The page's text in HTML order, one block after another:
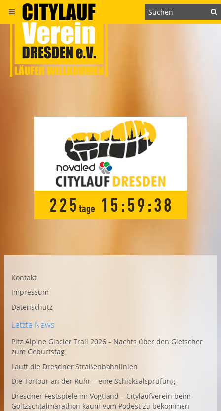
225 tage 1 5 :59 :38
Kontakt
Impressum
Datenschutz
Letzte News
Pitz Alpine Glacier Trail 2026 – Nachts über den Gletscher
zum Geburtstag
Lauft die Dresdner Straßenbahnlinien
Die Tortour an der Ruhr – eine Schicksalsprüfung
Dresdner Festspiele im Vogtland – Citylaufverein beim
Göltzschtalmarathon kaum vom Podest zu bekommen